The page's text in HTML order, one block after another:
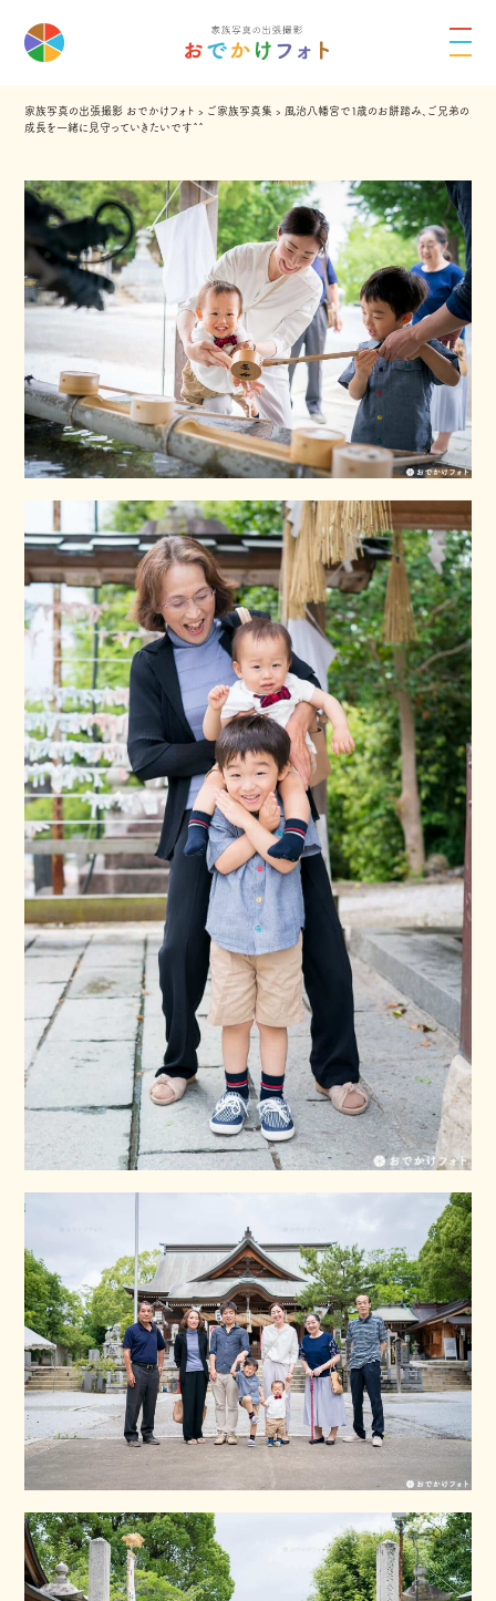
家族写真の出張撮影 おでかけフォト › ご家族写真集 › 風治八幡宮で１歳のお餅踏み、ご兄弟の
成長を一緒に見守っていきたいです^^